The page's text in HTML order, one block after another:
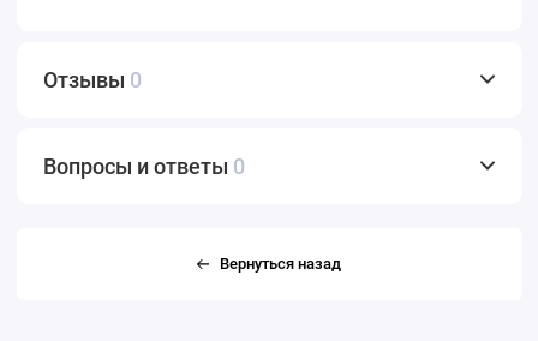
Отзывы 0
Вопросы и ответы 0
Вернуться назад